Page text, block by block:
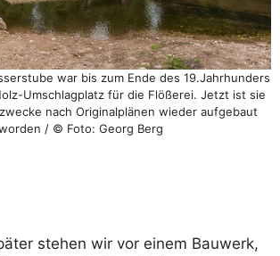
war bis zum Ende des 19.Jahrhunders
Umschlagplatz für die Flößerei. Jetzt ist sie
nach Originalplänen wieder aufgebaut
/ © Foto: Georg Berg
stehen wir vor einem Bauwerk,